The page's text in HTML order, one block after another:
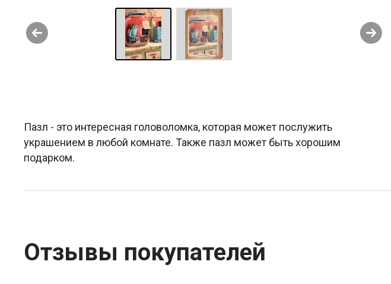
Пазл - это интересная головоломка, которая может послужить
украшением в любой комнате. Также пазл может быть хорошим
подарком.
Отзывы покупателей